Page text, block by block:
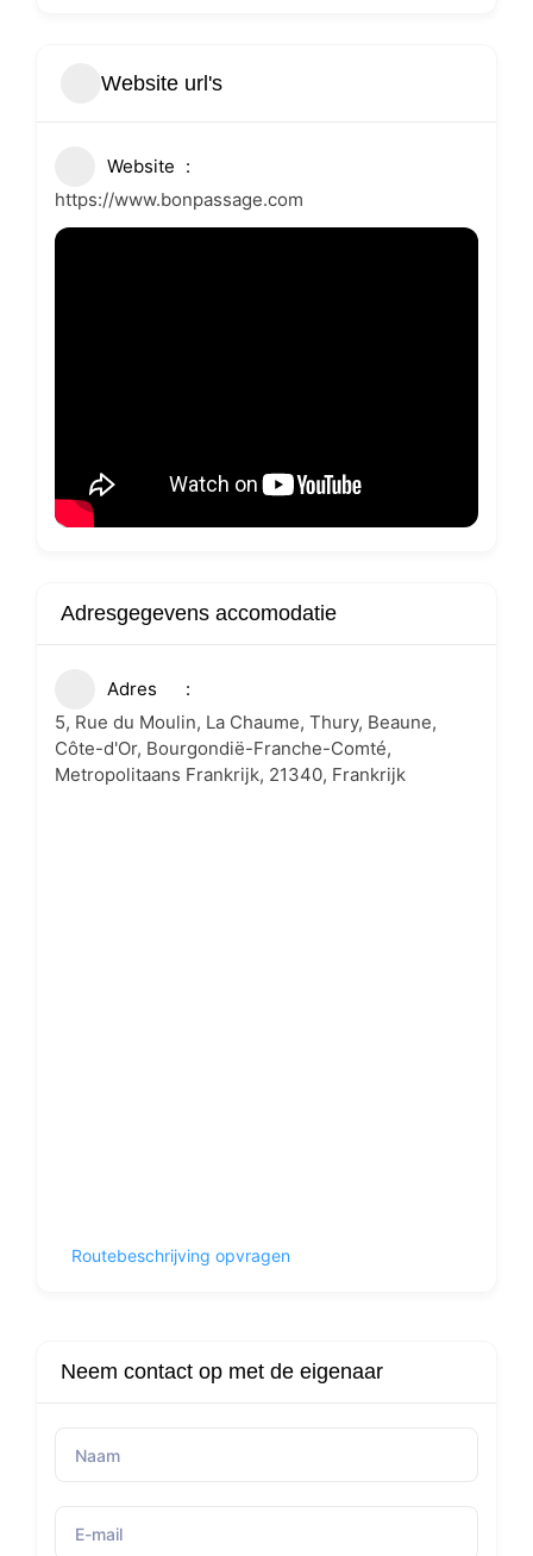
Website url's
Website
https://www.bonpassage.com
Adresgegevens accomodatie
Adres
5, Rue du Moulin, La Chaume, Thury, Beaune,
Côte-d'Or, Bourgondië-Franche-Comté,
Metropolitaans Frankrijk, 21340, Frankrijk
Routebeschrijving opvragen
Neem contact op met de eigenaar